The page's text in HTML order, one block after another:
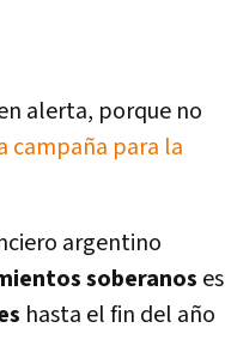
alerta, porque no
campaña para la
argentino
soberanos es
hasta el fin del año